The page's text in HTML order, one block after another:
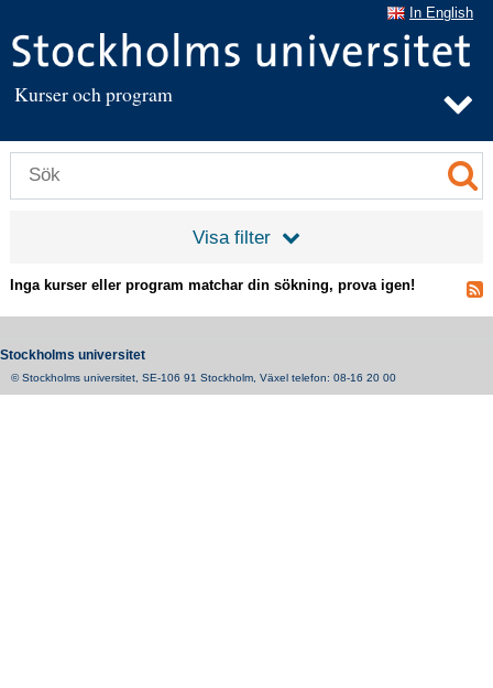
In English
Kurser och program
Visa filter
Inga kurser eller program matchar din sökning, prova igen!
Stockholms universitet
© Stockholms universitet, SE-106 91 Stockholm, Växel telefon: 08-16 20 00